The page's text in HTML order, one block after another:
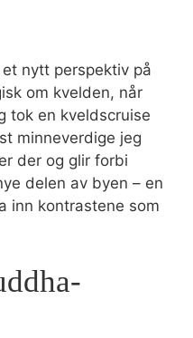
nytt perspektiv på
om kvelden, når
tok en kveldscruise
minneverdige jeg
der og glir forbi
delen av byen – en
inn kontrastene som